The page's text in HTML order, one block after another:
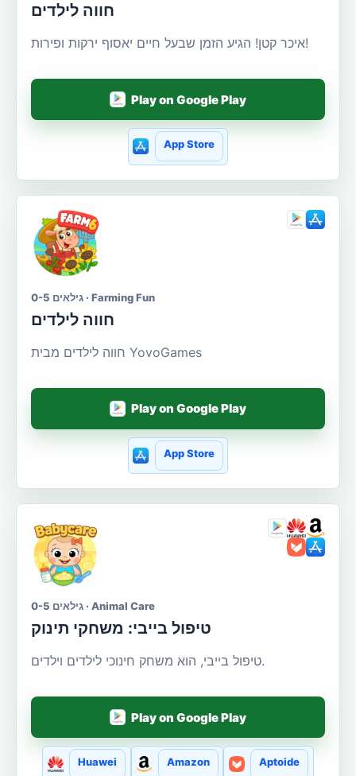
חווה לילדים
איכר קטן! הגיע הזמן שבעל חיים יאסוף ירקות ופירות!
Play on Google Play
App Store
גילאים 0-5 · Farming Fun
חווה לילדים
חווה לילדים מבית YovoGames
Play on Google Play
App Store
גילאים 0-5 · Animal Care
טיפול בייבי: משחקי תינוק
טיפול בייבי, הוא משחק חינוכי לילדים וילדים.
Play on Google Play
Huawei Amazon Aptoide